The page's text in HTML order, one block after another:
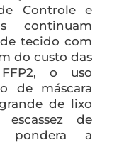
Controle e
continuam
tecido com
do custo das
o uso
de máscara
de lixo
de
pondera a